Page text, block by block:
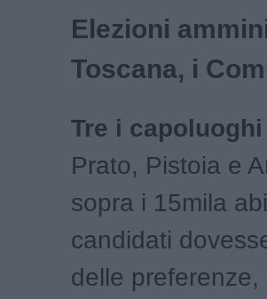
Elezioni
Toscana, i
Tre i
Prato, Pistoia e
sopra i 15mila
candidati
delle